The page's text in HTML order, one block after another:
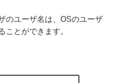
のユーザ名は、OSのユーザ
ことができます。